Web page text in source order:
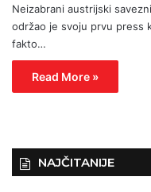
Neizabrani austrijski
održao je svoju prvu press
fakto…
Read More »
NAJČITANIJE